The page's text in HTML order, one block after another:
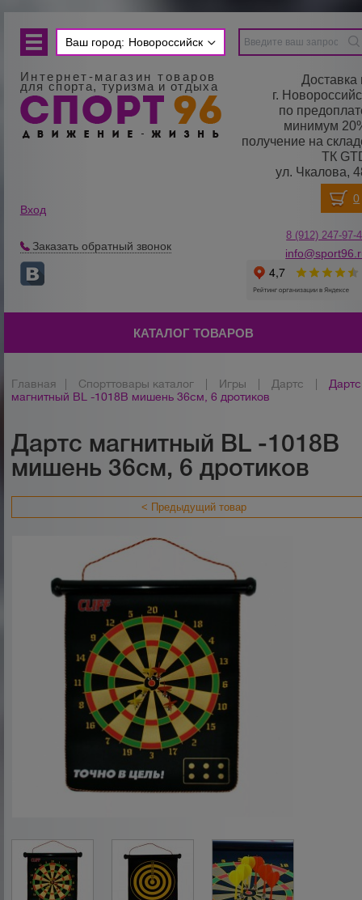
Ваш город: Новороссийск
Интернет-магазин товаров
для спорта, туризма и отдыха
Доставка
г.
по
минимум
получение на
ТК
ул. Чкалова,
Вход
Заказать обратный звонок
8 (912) 247-97-
КАТАЛОГ ТОВАРОВ
Главная Спорттовары каталог Игры Дартс
Дартс
магнитный BL -1018В мишень 36см, 6 дротиков
Дартс магнитный BL -1018В
мишень 36см, 6 дротиков
< Предыдущий товар